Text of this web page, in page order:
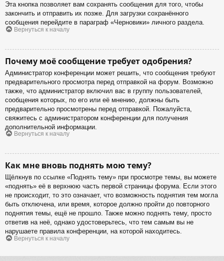
Эта кнопка позволяет вам сохранять сообщения для того, чтобы
закончить и отправить их позже. Для загрузки сохранённого
сообщения перейдите в параграф «Черновики» личного раздела.
Вернуться к началу
Почему моё сообщение требует одобрения?
Администратор конференции может решить, что сообщения требуют
предварительного просмотра перед отправкой на форум. Возможно
также, что администратор включил вас в группу пользователей,
сообщения которых, по его или её мнению, должны быть
предварительно просмотрены перед отправкой. Пожалуйста,
свяжитесь с администратором конференции для получения
дополнительной информации.
Вернуться к началу
Как мне вновь поднять мою тему?
Щёлкнув по ссылке «Поднять тему» при просмотре темы, вы можете
«поднять» её в верхнюю часть первой страницы форума. Если этого
не происходит, то это означает, что возможность поднятия тем могла
быть отключена, или время, которое должно пройти до повторного
поднятия темы, ещё не прошло. Также можно поднять тему, просто
ответив на неё, однако удостоверьтесь, что тем самым вы не
нарушаете правила конференции, на которой находитесь.
Вернуться к началу